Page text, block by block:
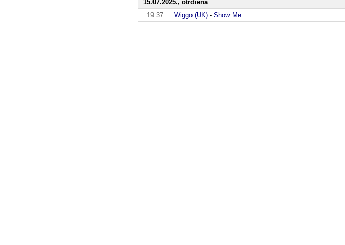
15.07.2025., otrdiena
19:37
Wiggo (UK)- Show Me